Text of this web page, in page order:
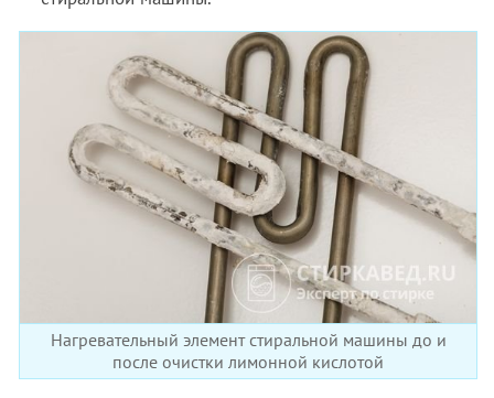
Нагревательный элемент стиральной машины до и
после очистки лимонной кислотой